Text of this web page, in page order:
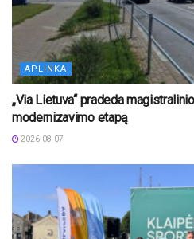
APLINKA
„Via Lietuva“ pradeda
modernizavimo etapą
2026-08-07